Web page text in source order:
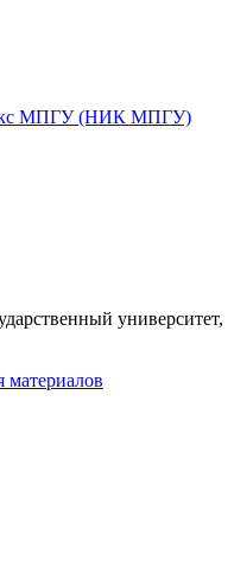
МПГУ (НИК МПГУ)
университет,
материалов